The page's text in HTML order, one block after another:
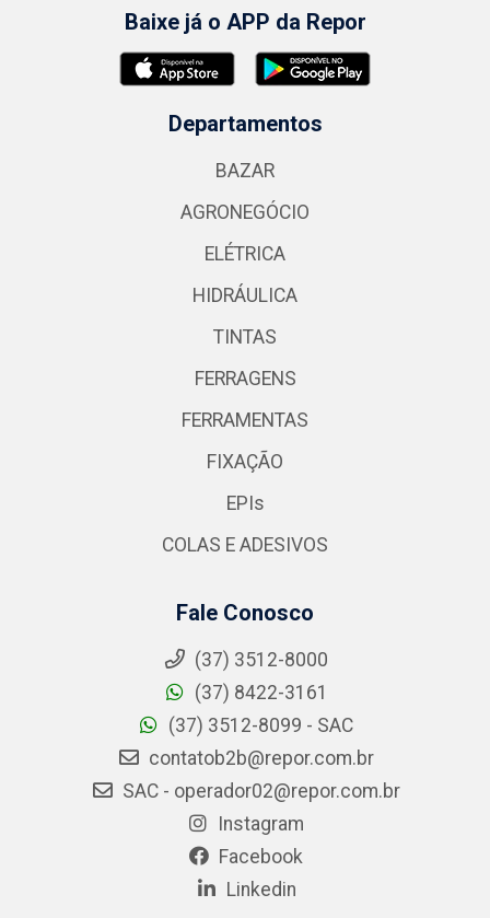
Baixe já o APP da Repor
Departamentos
BAZAR
AGRONEGÓCIO
ELÉTRICA
HIDRÁULICA
TINTAS
FERRAGENS
FERRAMENTAS
FIXAÇÃO
EPIs
COLAS E ADESIVOS
Fale Conosco
(37) 3512-8000
(37) 8422-3161
(37) 3512-8099 - SAC
contatob2b@repor.com.br
SAC - operador02@repor.com.br
Instagram
Facebook
Linkedin